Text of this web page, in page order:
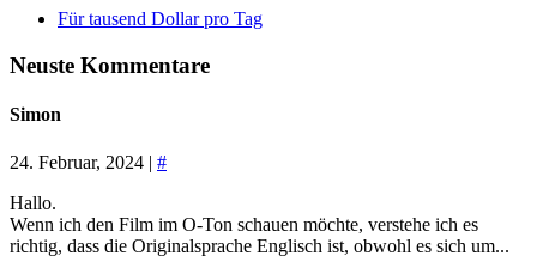
Für tausend Dollar pro Tag
Neuste Kommentare
Simon
24. Februar, 2024 | #
Hallo.
Wenn ich den Film im O-Ton schauen möchte, verstehe ich es
richtig, dass die Originalsprache Englisch ist, obwohl es sich um...